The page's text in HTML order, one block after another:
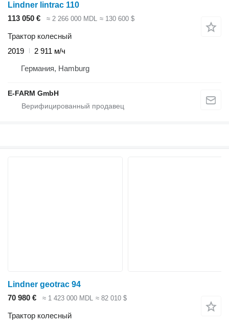
Lindner lintrac 110
113 050 €
≈ 2 266 000 MDL ≈ 130 600 $
Трактор колесный
2019
2 911 м/ч
Германия, Hamburg
E-FARM GmbH
Lindner geotrac 94
70 980 €
≈ 1 423 000 MDL ≈ 82 010 $
Трактор колесный